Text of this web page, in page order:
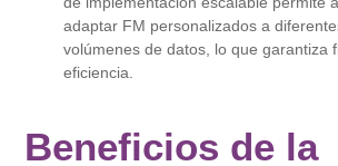
adaptar FM personalizados a
volúmenes de datos, lo que garantiza
eficiencia.
Beneficios de la